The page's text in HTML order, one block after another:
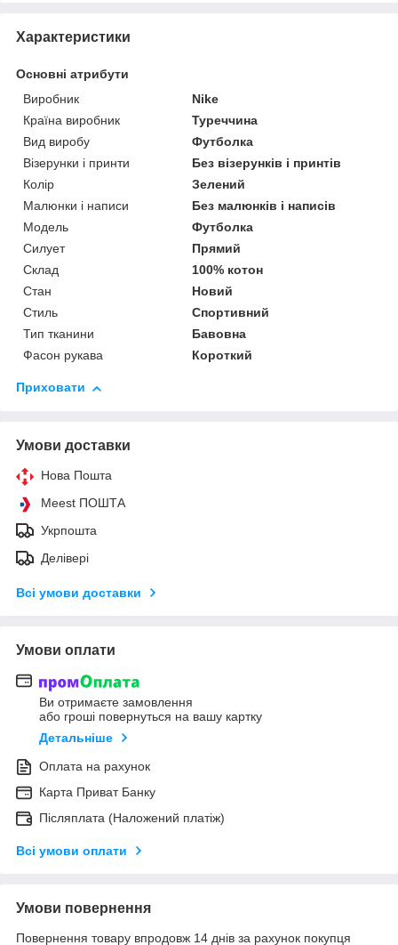
Характеристики
Основні атрибути
Виробник
Nike
Країна виробник
Туреччина
Вид виробу
Футболка
Візерунки і принти
Без візерунків і принтів
Колір
Зелений
Малюнки і написи
Без малюнків і написів
Модель
Футболка
Силует
Прямий
Склад
100% котон
Стан
Новий
Стиль
Спортивний
Тип тканини
Бавовна
Фасон рукава
Короткий
Приховати
Умови доставки
Нова Пошта
Meest ПОШТА
Укрпошта
Делівері
Всі умови доставки
Умови оплати
Ви отримаєте замовлення
або гроші повернуться на вашу картку
Детальніше
Оплата на рахунок
Карта Приват Банку
Післяплата (Наложений платіж)
Всі умови оплати
Умови повернення
Повернення товару впродовж 14 днів за рахунок покупця